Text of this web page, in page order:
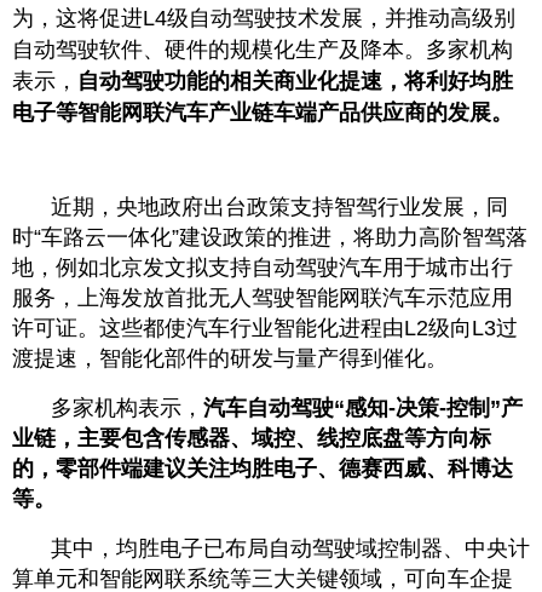
为，这将促进L4级自动驾驶技术发展，并推动高级别
自动驾驶软件、硬件的规模化生产及降本。多家机构
表示， 自动驾驶功能的相关商业化提速，将利好均胜
电子等智能网联汽车产业链车端产品供应商的发展。
近期，央地政府出台政策支持智驾行业发展，同
时“车路云一体化”建设政策的推进，将助力高阶智驾落
地，例如北京发文拟支持自动驾驶汽车用于城市出行
服务，上海发放首批无人驾驶智能网联汽车示范应用
许可证。这些都使汽车行业智能化进程由L2级向L3过
渡提速，智能化部件的研发与量产得到催化。
多家机构表示， 汽车自动驾驶“感知-决策-控制”产
业链，主要包含传感器、域控、线控底盘等方向标
的，零部件端建议关注均胜电子、德赛西威、科博达
等。
其中，均胜电子已布局自动驾驶域控制器、中央计
算单元和智能网联系统等三大关键领域，可向车企提